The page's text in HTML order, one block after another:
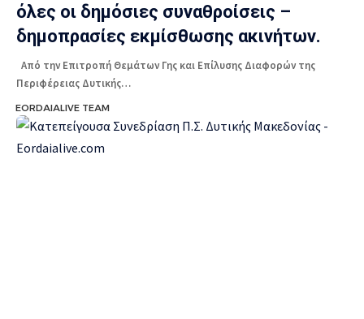
όλες οι δημόσιες συναθροίσεις –
δημοπρασίες εκμίσθωσης ακινήτων.
Από την Επιτροπή Θεμάτων Γης και Επίλυσης Διαφορών της
Περιφέρειας Δυτικής…
EORDAIALIVE TEAM